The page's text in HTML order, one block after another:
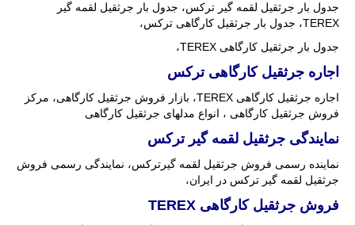
جدول بار جرثقیل لقمه گیر ترکس، جدول بار جرثقیل لقمه گیر
TEREX، جدول بار جرثقیل کارگاهی ترکس،
جدول بار جرثقیل کارگاهی TEREX،
اجاره جرثقیل کارگاهی ترکس
اجاره جرثقیل کارگاهی TEREX، بازار فروش جرثقیل کارگاهی، مرکز
فروش جرثقیل کارگاهی ، انواع مدلهای جرثقیل کارگاهی
نمایندگی جرثقیل لقمه گیر ترکس
نماینده رسمی فروش جرثقیل لقمه گیرترکس، نمایندگی رسمی فروش
جرثقیل لقمه گیر ترکس در ایران،
فروش جرثقیل کارگاهی TEREX